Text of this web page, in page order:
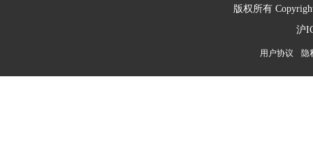
版权所有
沪
用户协议 隐